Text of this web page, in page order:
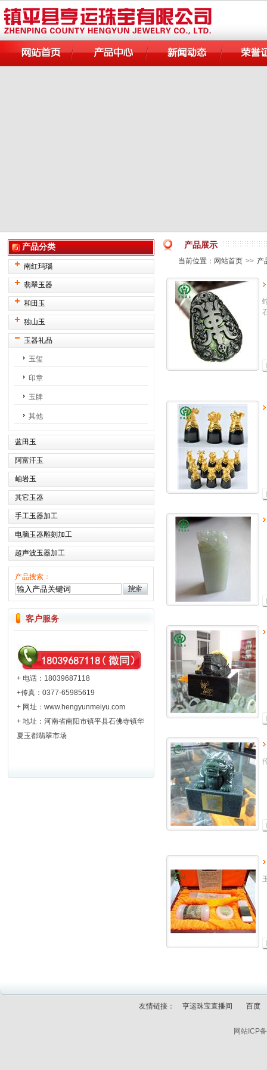
产品分类
南红玛瑙
翡翠玉器
和田玉
独山玉
玉器礼品
玉玺
印章
玉牌
其他
蓝田玉
阿富汗玉
岫岩玉
其它玉器
手工玉器加工
电脑玉器雕刻加工
超声波玉器加工
产品搜索：
客户服务
+ 电话：18039687118
+传真：0377-65985619
+ 网址： www.hengyunmeiyu.com
+ 地址：河南省南阳市镇平县石佛寺镇华
夏玉都翡翠市场
产品展示
当前位置： 网站首页 >> 产
友情链接： 亨运珠宝直播间 百度
网站ICP